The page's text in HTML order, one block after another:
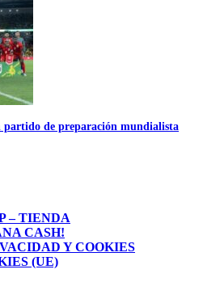
partido de preparación mundialista
– TIENDA
CASH!
Y COOKIES
(UE)